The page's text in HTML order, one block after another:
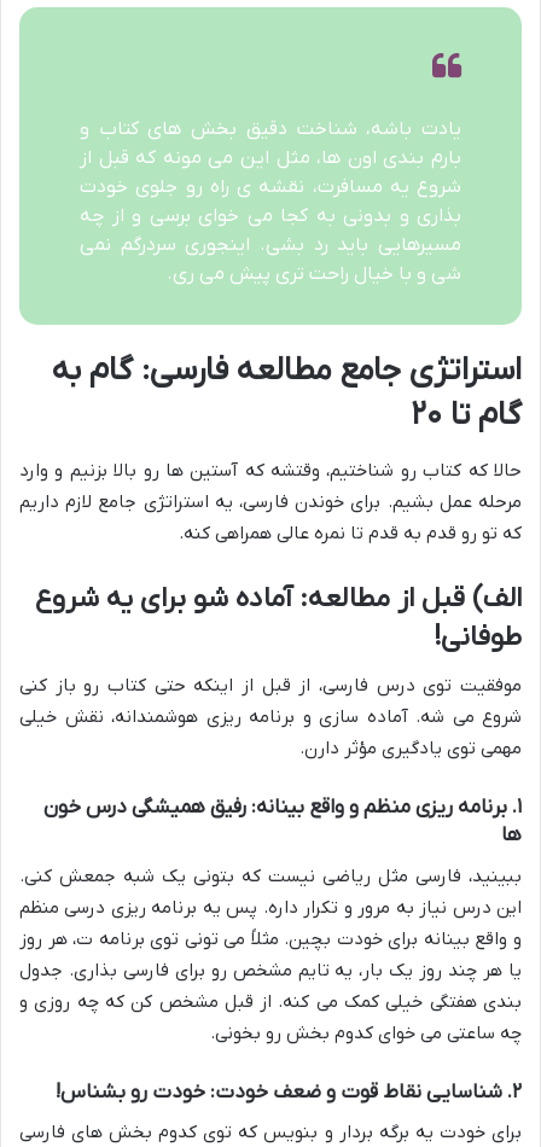
یادت باشه، شناخت دقیق بخش های کتاب و
بارم بندی اون ها، مثل این می مونه که قبل از
شروع یه مسافرت، نقشه ی راه رو جلوی خودت
بذاری و بدونی به کجا می خوای برسی و از چه
مسیرهایی باید رد بشی. اینجوری سردرگم نمی
شی و با خیال راحت تری پیش می ری.
استراتژی جامع مطالعه فارسی: گام به
گام تا ۲۰
حالا که کتاب رو شناختیم، وقتشه که آستین ها رو بالا بزنیم و وارد
مرحله عمل بشیم. برای خوندن فارسی، یه استراتژی جامع لازم داریم
که تو رو قدم به قدم تا نمره عالی همراهی کنه.
الف) قبل از مطالعه: آماده شو برای یه شروع
طوفانی!
موفقیت توی درس فارسی، از قبل از اینکه حتی کتاب رو باز کنی
شروع می شه. آماده سازی و برنامه ریزی هوشمندانه، نقش خیلی
مهمی توی یادگیری مؤثر دارن.
۱. برنامه ریزی منظم و واقع بینانه: رفیق همیشگی درس خون
ها
ببینید، فارسی مثل ریاضی نیست که بتونی یک شبه جمعش کنی.
این درس نیاز به مرور و تکرار داره. پس یه برنامه ریزی درسی منظم
و واقع بینانه برای خودت بچین. مثلاً می تونی توی برنامه ت، هر روز
یا هر چند روز یک بار، یه تایم مشخص رو برای فارسی بذاری. جدول
بندی هفتگی خیلی کمک می کنه. از قبل مشخص کن که چه روزی و
چه ساعتی می خوای کدوم بخش رو بخونی.
۲. شناسایی نقاط قوت و ضعف خودت: خودت رو بشناس!
برای خودت یه برگه بردار و بنویس که توی کدوم بخش های فارسی